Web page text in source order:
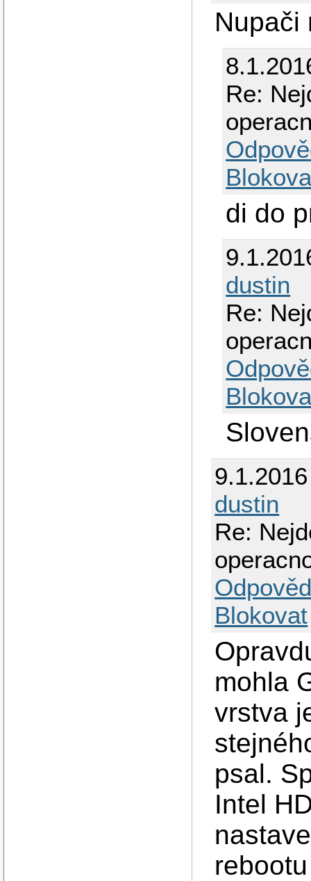
Nupači
Re:
di do
dustin
Re:
dustin
Re:
Blokovat
mohla
vrstva
psal.
Intel